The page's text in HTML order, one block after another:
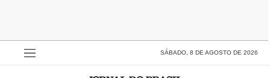
SÁBADO, 8 DE AGOSTO DE 2026